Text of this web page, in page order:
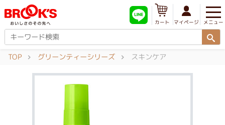
メニュー
マイページ
カート
TOP グリーンティーシリーズ スキンケア